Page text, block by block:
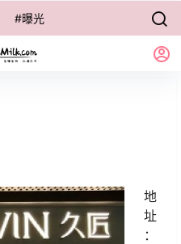
#曝光
地
址
：